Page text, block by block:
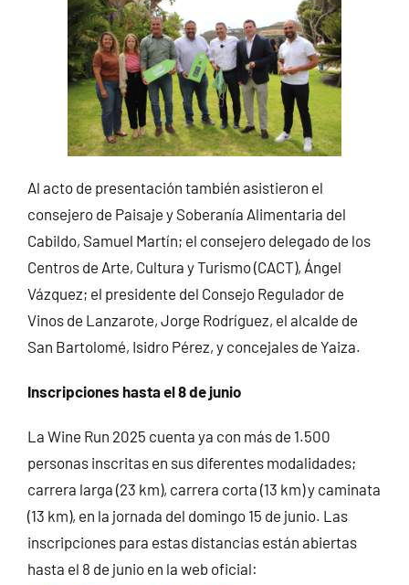
Al acto de presentación también asistieron el
consejero de Paisaje y Soberanía Alimentaria del
Cabildo, Samuel Martín; el consejero delegado de los
Centros de Arte, Cultura y Turismo (CACT), Ángel
Vázquez; el presidente del Consejo Regulador de
Vinos de Lanzarote, Jorge Rodríguez, el alcalde de
San Bartolomé, Isidro Pérez, y concejales de Yaiza.
Inscripciones hasta el 8 de junio
La Wine Run 2025 cuenta ya con más de 1.500
personas inscritas en sus diferentes modalidades;
carrera larga (23 km), carrera corta (13 km) y caminata
(13 km), en la jornada del domingo 15 de junio. Las
inscripciones para estas distancias están abiertas
hasta el 8 de junio en la web oficial: